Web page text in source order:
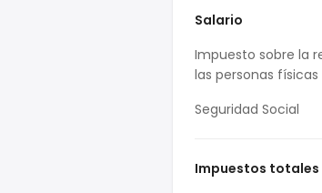
Salario
Impuesto sobre la
las personas físicas
Seguridad Social
Impuestos totales